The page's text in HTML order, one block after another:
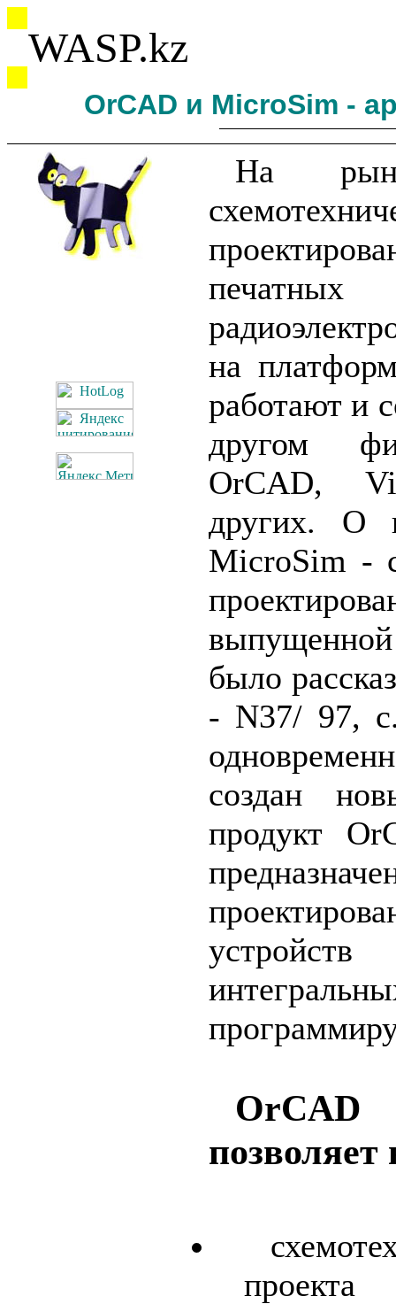
WASP.kz
OrCAD и MicroSim -
На
на
работают и
другом
OrCAD,
других. О
MicroSim -
было
- N37/ 97,
создан
продукт